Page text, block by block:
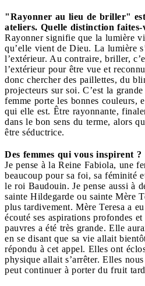
"Rayonner au lieu de briller"
ateliers. Quelle distinction faites-
Rayonner signifie que la lumière
qu’elle vient de Dieu. La lumière
l’extérieur. Au contraire, briller,
l’extérieur pour être vue et
donc chercher des paillettes, du
projecteurs sur soi. C’est la
femme porte les bonnes couleurs,
qui elle est. Être rayonnante,
dans le bon sens du terme, alors
être séductrice.
Des femmes qui vous inspirent ?
Je pense à la Reine Fabiola, une
beaucoup pour sa foi, sa féminité
le roi Baudouin. Je pense aussi à
sainte Hildegarde ou sainte Mère
plus tardivement. Mère Teresa a
écouté ses aspirations profondes
pauvres a été très grande. Elle
en se disant que sa vie allait
répondu à cet appel. Elles ont
physique allait s’arrêter. Elles
peut continuer à porter du fruit